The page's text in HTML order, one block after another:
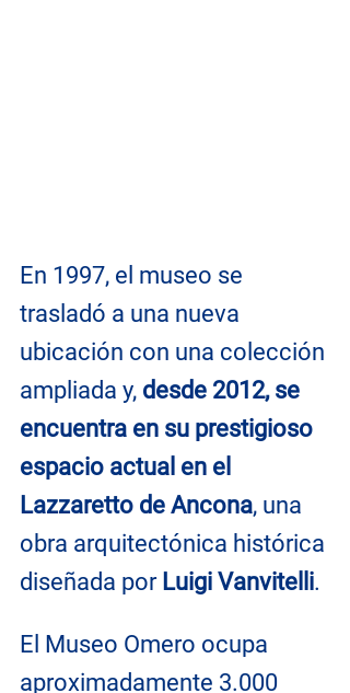
En 1997, el museo se
trasladó a una nueva
ubicación con una colección
ampliada y, desde 2012, se
encuentra en su prestigioso
espacio actual en el
Lazzaretto de Ancona, una
obra arquitectónica histórica
diseñada por Luigi Vanvitelli.
El Museo Omero ocupa
aproximadamente 3.000